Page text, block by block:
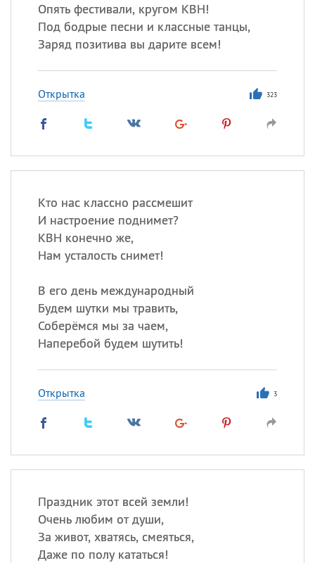
Опять фестивали, кругом КВН!
Под бодрые песни и классные танцы,
Заряд позитива вы дарите всем!
Открытка 323
Кто нас классно рассмешит
И настроение поднимет?
КВН конечно же,
Нам усталость снимет!
В его день международный
Будем шутки мы травить,
Соберёмся мы за чаем,
Наперебой будем шутить!
Открытка 3
Праздник этот всей земли!
Очень любим от души,
За живот, хватясь, смеяться,
Даже по полу кататься!
Кристина
происхождение